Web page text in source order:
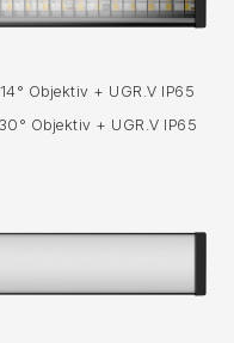
14° Objektiv + UGR.V IP65
30° Objektiv + UGR.V IP65